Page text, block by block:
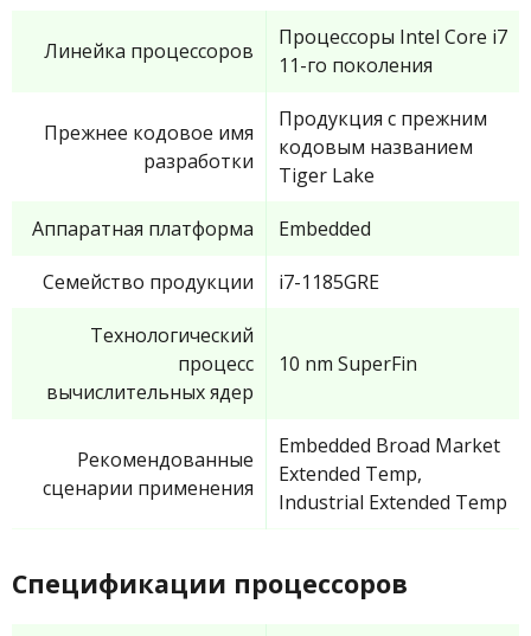
Линейка процессоров
Процессоры Intel Core i7
11-го поколения
Прежнее кодовое имя
разработки
Продукция с прежним
кодовым названием
Tiger Lake
Аппаратная платформа Embedded
Семейство продукции i7-1185GRE
Технологический
процесс
вычислительных ядер
10 nm SuperFin
Рекомендованные
сценарии применения
Embedded Broad Market
Extended Temp,
Industrial Extended Temp
Спецификации процессоров